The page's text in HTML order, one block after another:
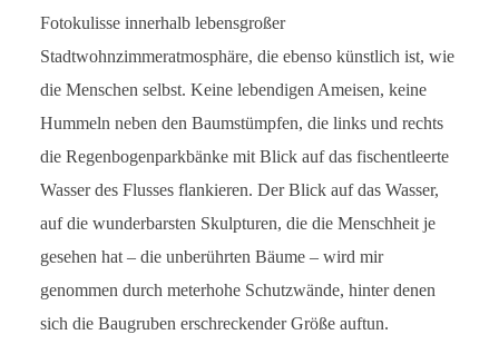
Fotokulisse innerhalb lebensgroßer
Stadtwohnzimmeratmosphäre, die ebenso künstlich ist, wie
die Menschen selbst. Keine lebendigen Ameisen, keine
Hummeln neben den Baumstümpfen, die links und rechts
die Regenbogenparkbänke mit Blick auf das fischentleerte
Wasser des Flusses flankieren. Der Blick auf das Wasser,
auf die wunderbarsten Skulpturen, die die Menschheit je
gesehen hat – die unberührten Bäume – wird mir
genommen durch meterhohe Schutzwände, hinter denen
sich die Baugruben erschreckender Größe auftun.